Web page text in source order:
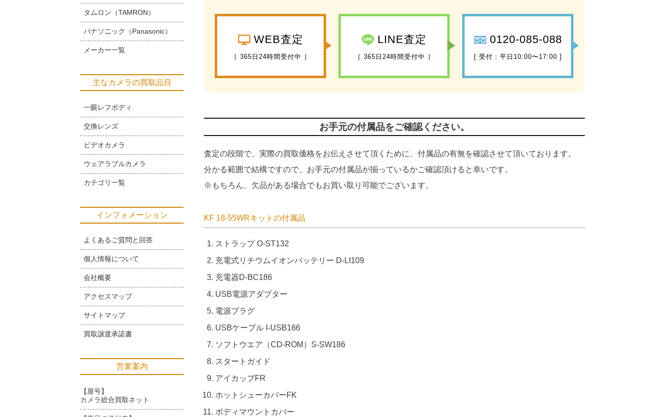
WEB査定
［ 365日24時間受付中 ］
LINE査定
［ 365日24時間受付中 ］
0120-085-088
[ 受付：平日10:00〜17:00 ]
お手元の付属品をご確認ください。
査定の段階で、実際の買取価格をお伝えさせて頂くために、付属品の有無を確認させて頂いております。
分かる範囲で結構ですので、お手元の付属品が揃っているかご確認頂けると幸いです。
※もちろん、欠品がある場合でもお買い取り可能でございます。
KF 18-55WRキットの付属品
ストラップ O-ST132
充電式リチウムイオンバッテリー D-LI109
充電器D-BC186
USB電源アダプター
電源プラグ
USBケーブル I-USB166
ソフトウエア（CD-ROM）S-SW186
スタートガイド
アイカップFR
ホットシューカバーFK
ボディマウントカバー
タムロン（TAMRON）
パナソニック（Panasonic）
メーカー一覧
主なカメラの買取品目
一眼レフボディ
交換レンズ
ビデオカメラ
ウェアラブルカメラ
カテゴリ一覧
インフォメーション
よくあるご質問と回答
個人情報について
会社概要
アクセスマップ
サイトマップ
買取譲渡承諾書
営業案内
【屋号】
カメラ総合買取ネット